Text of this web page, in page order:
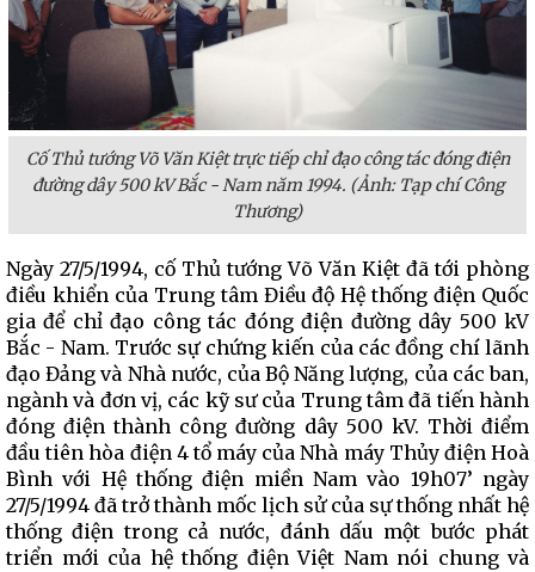
Cố Thủ tướng Võ Văn Kiệt trực tiếp chỉ đạo công tác đóng điện
đường dây 500 kV Bắc - Nam năm 1994. (Ảnh: Tạp chí Công
Thương)
Ngày 27/5/1994, cố Thủ tướng Võ Văn Kiệt đã tới phòng
điều khiển của Trung tâm Điều độ Hệ thống điện Quốc
gia để chỉ đạo công tác đóng điện đường dây 500 kV
Bắc - Nam. Trước sự chứng kiến của các đồng chí lãnh
đạo Đảng và Nhà nước, của Bộ Năng lượng, của các ban,
ngành và đơn vị, các kỹ sư của Trung tâm đã tiến hành
đóng điện thành công đường dây 500 kV. Thời điểm
đầu tiên hòa điện 4 tổ máy của Nhà máy Thủy điện Hoà
Bình với Hệ thống điện miền Nam vào 19h07’ ngày
27/5/1994 đã trở thành mốc lịch sử của sự thống nhất hệ
thống điện trong cả nước, đánh dấu một bước phát
triển mới của hệ thống điện Việt Nam nói chung và